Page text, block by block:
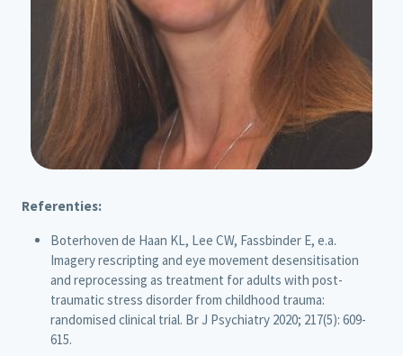
Referenties:
Boterhoven de Haan KL, Lee CW, Fassbinder E, e.a.
Imagery rescripting and eye movement desensitisation
and reprocessing as treatment for adults with post-
traumatic stress disorder from childhood trauma:
randomised clinical trial. Br J Psychiatry 2020; 217(5): 609-
615.